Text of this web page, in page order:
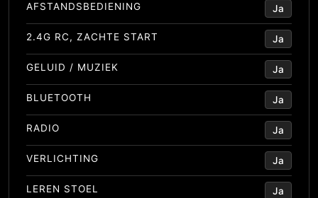
AFSTANDSBEDIENING Ja
2.4G RC, ZACHTE START Ja
GELUID / MUZIEK Ja
BLUETOOTH Ja
RADIO Ja
VERLICHTING Ja
LEREN STOEL Ja